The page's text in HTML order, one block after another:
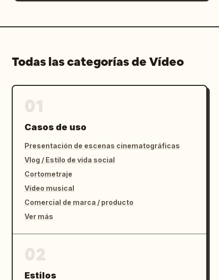
Todas las categorías de Vídeo
Casos de uso
Presentación de escenas cinematográficas
Vlog / Estilo de vida social
Cortometraje
Vídeo musical
Comercial de marca / producto
Ver más
Estilos